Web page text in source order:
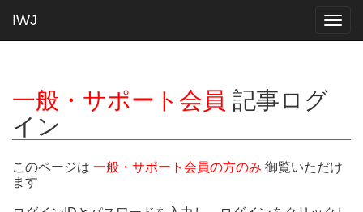
IWJ
一般・サポート会員 記事ログ
イン
このページは 一般・サポート会員の方のみ 御覧いただけ
ます